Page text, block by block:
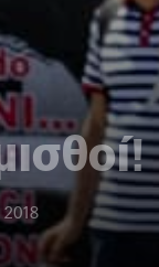
2018